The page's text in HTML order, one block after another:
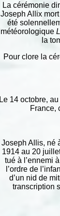
La cérémonie
Joseph Allix
été
météorologique
la
Pour clore la
Le 14 octobre,
France,
Joseph Allis, né
1914 au 20
tué à l’ennemi
l’ordre de
d’un nid de
transcription